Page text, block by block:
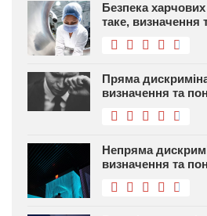
Безпека
таке, визначення
Пряма
визначення та
Непряма
визначення та